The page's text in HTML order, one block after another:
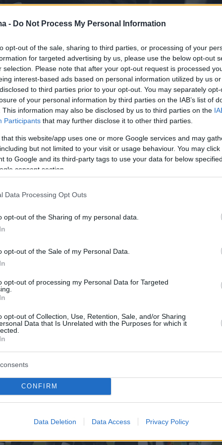
- Do Not Process My Personal Information
opt-out of the sale, sharing to third parties, or processing of your
for targeted advertising by us, please use the below opt-out
selection. Please note that after your opt-out request is processed
interest-based ads based on personal information utilized by us
to third parties prior to your opt-out. You may separately
of your personal information by third parties on the IAB’s list of
This information may also be disclosed by us to third parties on the
Participants that may further disclose it to other third parties.
that this website/app uses one or more Google services and may
but not limited to your visit or usage behaviour. You may
to Google and its third-party tags to use your data for below
consent section.
Data Processing Opt Outs
opt-out of the Sharing of my personal data.
opt-out of the Sale of my Personal Data.
opt-out of processing my Personal Data for Targeted
opt-out of Collection, Use, Retention, Sale, and/or Sharing
Data that Is Unrelated with the Purposes for which it
CONFIRM
Data Deletion Data Access Privacy Policy
κρίθηκε ένοχος - και σε
- για την πράξη της «κατοχής, με
αθλητικής εκδήλωσης».
(ομόφωνη) απόφαση, ωστόσο, αθωώθηκε για
τροποποιηθεί (εντάσσεται στον Αθλητικό
για τη στοιχειοθέτησή της,
ή απειλή, που εν προκειμένω δεν